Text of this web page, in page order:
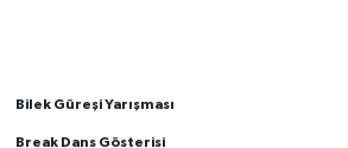
Bilek Güreşi Yarışması
Break Dans Gösterisi